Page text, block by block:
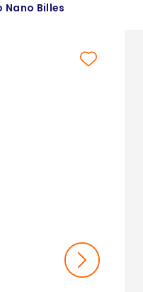
Billes